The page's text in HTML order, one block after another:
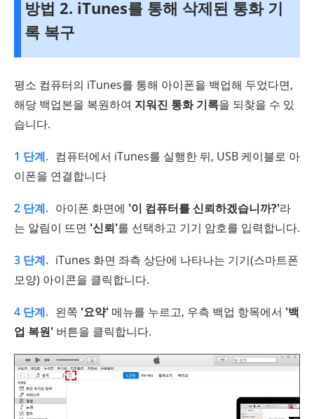
방법 2. iTunes를 통해 삭제된 통화 기
록 복구
평소 컴퓨터의 iTunes를 통해 아이폰을 백업해 두었다면,
해당 백업본을 복원하여 지워진 통화 기록을 되찾을 수 있
습니다.
1 단계. 컴퓨터에서 iTunes를 실행한 뒤, USB 케이블로 아
이폰을 연결합니다
2 단계. 아이폰 화면에 '이 컴퓨터를 신뢰하겠습니까?'라
는 알림이 뜨면 '신뢰'를 선택하고 기기 암호를 입력합니다.
3 단계. iTunes 화면 좌측 상단에 나타나는 기기(스마트폰
모양) 아이콘을 클릭합니다.
4 단계. 왼쪽 '요약' 메뉴를 누르고, 우측 백업 항목에서 '백
업 복원' 버튼을 클릭합니다.